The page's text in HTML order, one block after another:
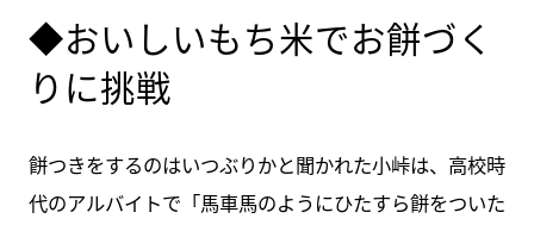
◆おいしいもち米でお餅づく
りに挑戦
餅つきをするのはいつぶりかと聞かれた小峠は、高校時
代のアルバイトで「馬車馬のようにひたすら餅をついた